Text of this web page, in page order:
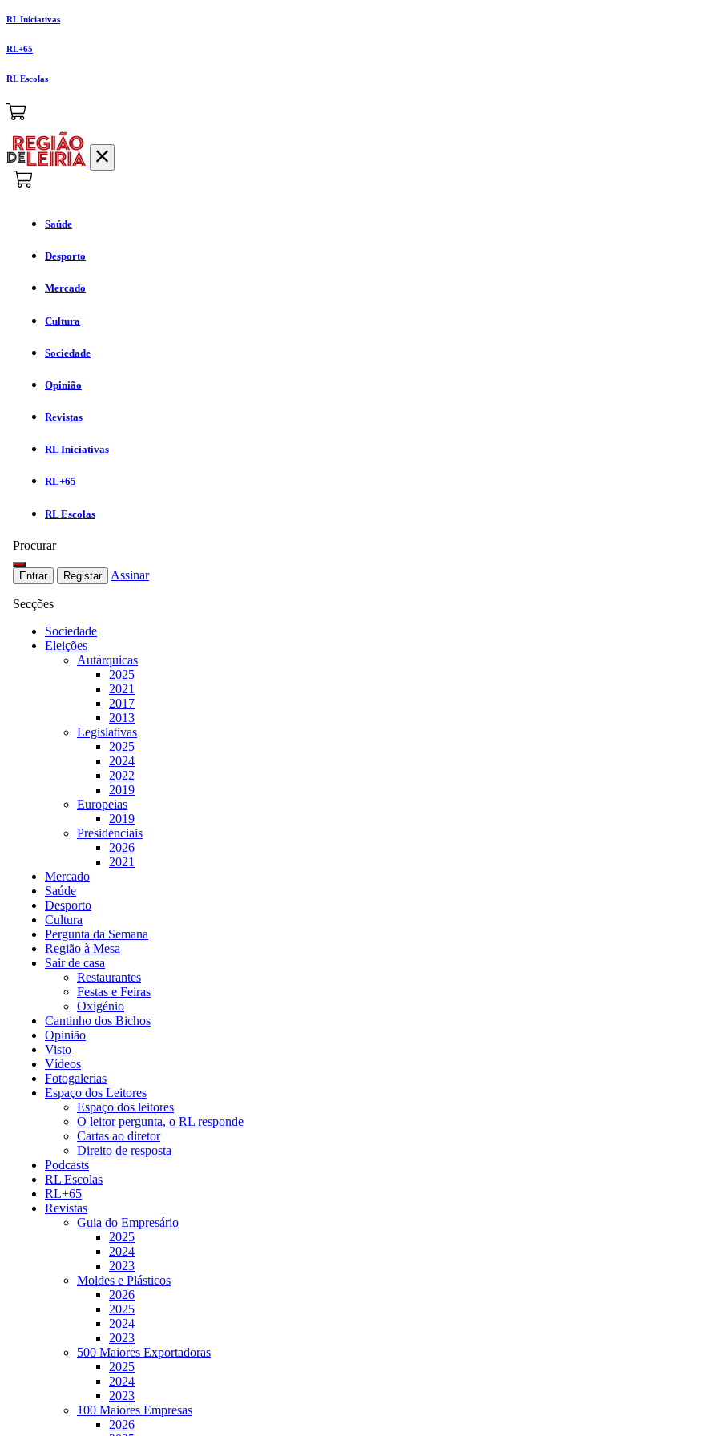
RL Iniciativas
RL+65
RL Escolas
Saúde
Desporto
Mercado
Cultura
Sociedade
Opinião
Revistas
RL Iniciativas
RL+65
RL Escolas
Procurar
Entrar Registar Assinar
Secções
Sociedade
Eleições
Autárquicas
2025
2021
2017
2013
Legislativas
2025
2024
2022
2019
Europeias
2019
Presidenciais
2026
2021
Mercado
Saúde
Desporto
Cultura
Pergunta da Semana
Região à Mesa
Sair de casa
Restaurantes
Festas e Feiras
Oxigénio
Cantinho dos Bichos
Opinião
Visto
Vídeos
Fotogalerias
Espaço dos Leitores
Espaço dos leitores
O leitor pergunta, o RL responde
Cartas ao diretor
Direito de resposta
Podcasts
RL Escolas
RL+65
Revistas
Guia do Empresário
2025
2024
2023
Moldes e Plásticos
2026
2025
2024
2023
500 Maiores Exportadoras
2025
2024
2023
100 Maiores Empresas
2026